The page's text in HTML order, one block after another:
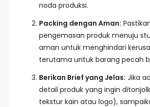
noda produksi.
Packing dengan Aman:
pengemasan produk menuju
aman untuk menghindari
terutama untuk barang pecah
Berikan Brief yang Jelas: Jika
detail produk yang ingin
tekstur kain atau logo),